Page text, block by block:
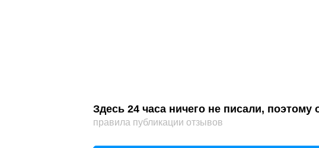
Здесь 24 часа ничего не писали, поэтому
правила публикации отзывов